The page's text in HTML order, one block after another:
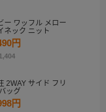
ー ワッフル メロー
ネック ニット
円
2WAY サイド フリ
ッグ
円